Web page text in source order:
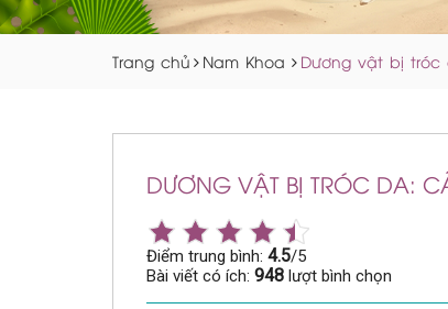
Trang chủ Nam Khoa Dương vật bị
DƯƠNG VẬT BỊ TRÓC DA:
Điểm trung bình: 4.5/5
Bài viết có ích: 948 lượt bình chọn